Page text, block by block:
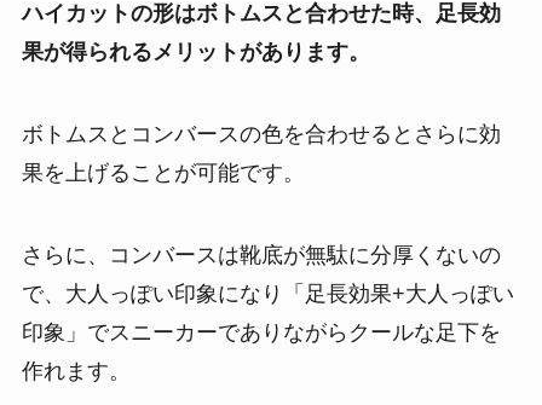
ハイカットの形はボトムスと合わせた時、足長効
果が得られるメリットがあります。
ボトムスとコンバースの色を合わせるとさらに効
果を上げることが可能です。
さらに、コンバースは靴底が無駄に分厚くないの
で、大人っぽい印象になり「足長効果+大人っぽい
印象」でスニーカーでありながらクールな足下を
作れます。